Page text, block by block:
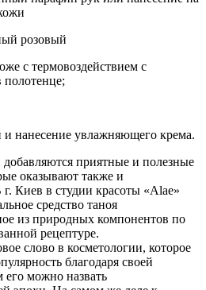
с термовоздействием с
и нанесение увлажняющего крема.
приятные и полезные
оказывают также и
Киев в студии красоты «Alae»
средство таноя
из природных компонентов по
рецептуре.
слово в косметологии, которое
благодаря своей
можно назвать